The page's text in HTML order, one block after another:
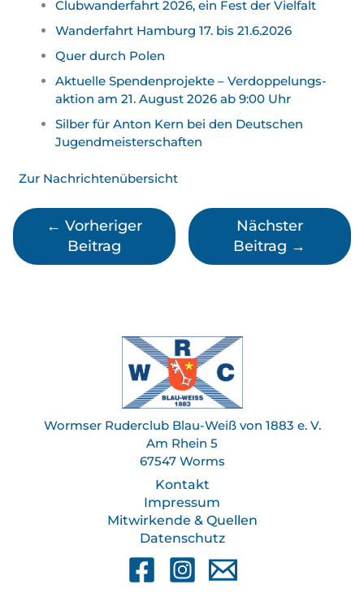
Clubwanderfahrt 2026, ein Fest der Vielfalt
Wanderfahrt Hamburg 17. bis 21.6.2026
Quer durch Polen
Aktuelle Spendenprojekte – Verdoppelungs­
aktion am 21. August 2026 ab 9:00 Uhr
Silber für Anton Kern bei den Deutschen
Jugend­meister­schaften
Zur Nachrichtenübersicht
← Vorheriger
Beitrag
Nächster
Beitrag →
Wormser Ruderclub Blau-Weiß von 1883 e. V.
Am Rhein 5
67547 Worms
Kontakt
Impressum
Mitwirkende & Quellen
Datenschutz